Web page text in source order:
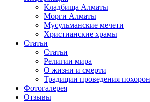
Кладбища Алматы
Морги Алматы
Мусульманские мечети
Христианские храмы
Статьи
Статьи
Религии мира
О жизни и смерти
Традиции проведения похорон
Фотогалерея
Отзывы